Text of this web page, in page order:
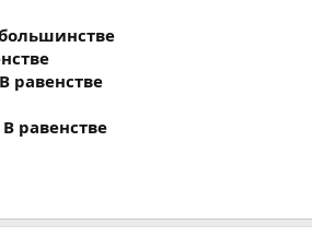
равенстве
равенстве